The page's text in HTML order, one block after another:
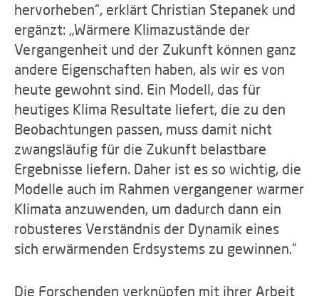
hervorheben“, erklärt Christian Stepanek und
ergänzt: „Wärmere Klimazustände der
Vergangenheit und der Zukunft können ganz
andere Eigenschaften haben, als wir es von
heute gewohnt sind. Ein Modell, das für
heutiges Klima Resultate liefert, die zu den
Beobachtungen passen, muss damit nicht
zwangsläufig für die Zukunft belastbare
Ergebnisse liefern. Daher ist es so wichtig, die
Modelle auch im Rahmen vergangener warmer
Klimata anzuwenden, um dadurch dann ein
robusteres Verständnis der Dynamik eines
sich erwärmenden Erdsystems zu gewinnen.“
Die Forschenden verknüpfen mit ihrer Arbeit